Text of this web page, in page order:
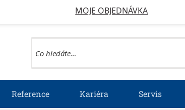
MOJE OBJEDNÁVKA
Reference Kariéra Servis